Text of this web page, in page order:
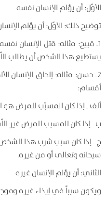
الأوّل: أن يؤلم الإنسان نفسه
توضيح ذلك: الأوّل: أن يؤلم
1ـ قبيح: مثاله: قتل الإنسان
يستطيع هذا الشخص أن يطالب
2ـ حسن: مثاله: إلحاق
أقسام:
ألف ـ إذا كان المسبّب للمرض
ب ـ إذا كان المسبب للمرض
ج ـ إذا كان سبب شرب هذا الشخص
سبحانه وتعالى أو من غيره.
الثاني: أن يؤلم الإنسان غيره
ويكون سبباً في إيذاء غيره